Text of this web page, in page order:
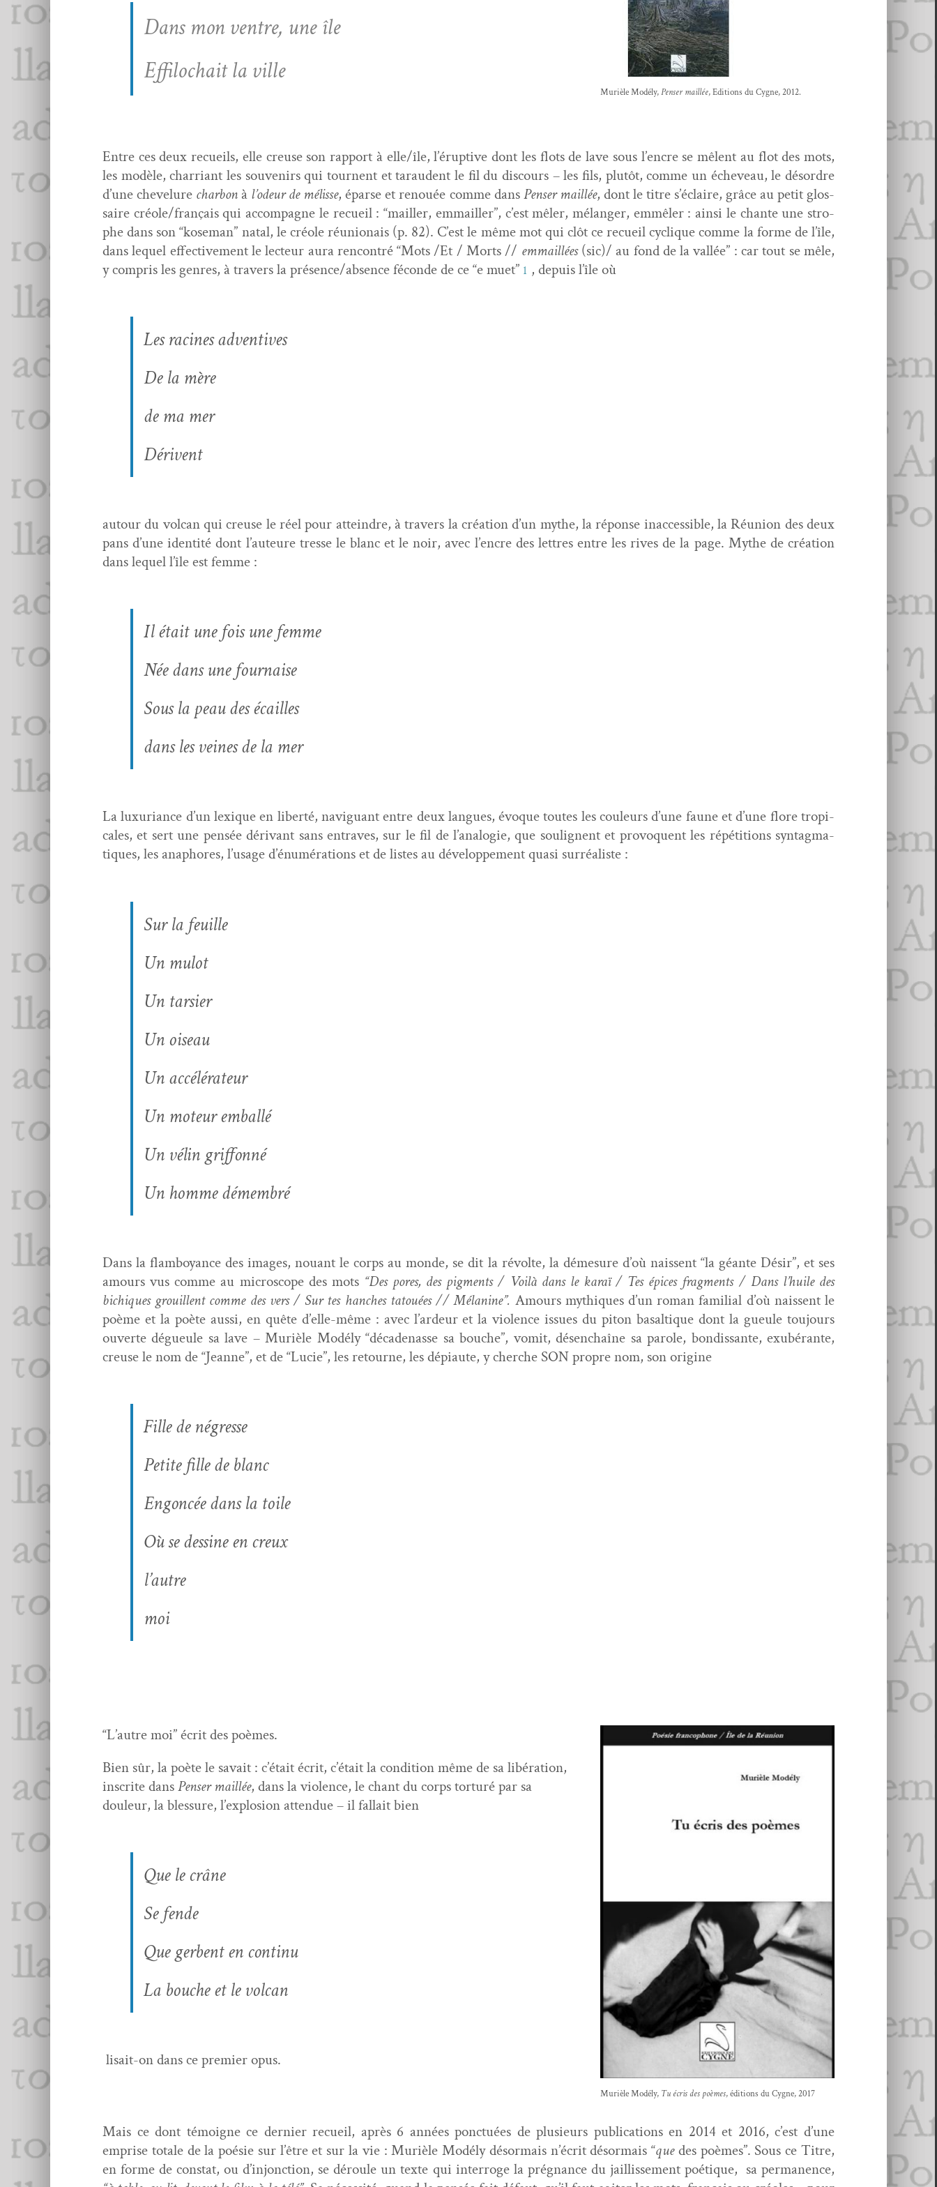
Dans mon ven­tre, une île
Effilochait la ville
Murièle Mod­é­ly,Penser mail­lée, Edi­tions du Cygne, 2012.
Entre ces deux recueils, elle creuse son rap­port à elle/île, l’érup­tive dont les flots de lave sous l’en­cre se mêlent au flot des mots,
les mod­èle, char­ri­ant les sou­venirs qui tour­nent et tarau­dent le fil du dis­cours – les fils, plutôt, comme un éche­veau, le désor­dre
d’une chevelure char­bon à l’odeur de mélisse, éparse et renouée comme dansPenser mail­lée, dont le titre s’é­claire, grâce au petit glos­
saire créole/français qui accom­pa­gne le recueil : “mailler, emmailler”, c’est mêler, mélanger, emmêler : ain­si le chante une stro­
phe dans son “kose­man” natal, le créole réu­nion­ais (p. 82). C’est le même mot qui clôt ce recueil cyclique comme la forme de l’île,
dans lequel effec­tive­ment le lecteur aura ren­con­tré “Mots /Et / Morts // emmail­lées(sic)/ au fond de la val­lée” : car tout se mêle,
y com­pris les gen­res, à tra­vers la présence/absence féconde de ce “e muet” 1 , depuis l’île où
Les racines adventives
De la mère
de ma mer
Dérivent
autour du vol­can qui creuse le réel pour attein­dre, à tra­vers la créa­tion d’un mythe, la réponse inac­ces­si­ble, la Réu­nion des deux
pans d’une iden­tité dont l’au­teure tresse le blanc et le noir, avec l’en­cre des let­tres entre les rives de la page. Mythe de créa­tion
dans lequel l’île est femme :
Il était une fois une femme
Née dans une fournaise
Sous la peau des écailles
dans les veines de la mer
La lux­u­ri­ance d’un lex­ique en lib­erté, nav­iguant entre deux langues, évoque toutes les couleurs d’une faune et d’une flo­re trop­i­
cales, et sert une pen­sée déri­vant sans entrav­es, sur le fil de l’analo­gie, que soulig­nent et provo­quent les répéti­tions syn­tag­ma­
tiques, les anaphores, l’usage d’énuméra­tions et de listes au développe­ment qua­si surréaliste :
Sur la feuille
Un mulot
Un tar­si­er
Un oiseau
Un accéléra­teur
Un moteur emballé
Un vélin griffonné
Un homme démembré
Dans la flam­boy­ance des images, nouant le corps au monde, se dit la révolte, la démesure d’où nais­sent “la géante Désir”, et ses
amours vus comme au micro­scope des mots “Des pores, des pig­ments / Voilà dans le karaï / Tes épices frag­ments / Dans l’huile des
bichiques grouil­lent comme des vers / Sur tes hanch­es tatouées // Méla­nine”. Amours mythiques d’un roman famil­ial d’où nais­sent le
poème et la poète aus­si, en quête d’elle-même : avec l’ardeur et la vio­lence issues du piton basal­tique dont la gueule tou­jours
ouverte dégueule sa lave – Murièle Mod­é­ly “déca­de­nasse sa bouche”, vom­it, désen­chaîne sa parole, bondis­sante, exubérante,
creuse le nom de “Jeanne”, et de “Lucie”, les retourne, les dépi­aute, y cherche SON pro­pre nom, son origine
Fille de négresse
Petite fille de blanc
Engoncée dans la toile
Où se des­sine en creux
l’autre
moi
“L’autre moi” écrit des poèmes.
Bien sûr, la poète le savait : c’é­tait écrit, c’é­tait la con­di­tion même de sa libéra­tion,
inscrite dansPenser mail­lée, dans la vio­lence, le chant du corps tor­turé par sa
douleur, la blessure, l’ex­plo­sion atten­due – il fal­lait bien
Que le crâne
Se fende
Que ger­bent en continu
La bouche et le volcan
lisait-on dans ce pre­mier opus.
Murièle Mod­é­ly, Tu écris des poèmes, édi­tions du Cygne, 2017
Mais ce dont témoigne ce dernier recueil, après 6 années ponc­tuées de plusieurs pub­li­ca­tions en 2014 et 2016, c’est d’une
emprise totale de la poésie sur l’être et sur la vie : Murièle Mod­é­ly désor­mais n’écrit désor­mais “quedes poèmes”. Sous ce Titre,
en forme de con­stat, ou d’in­jonc­tion, se déroule un texte qui inter­roge la prég­nance du jail­lisse­ment poé­tique, sa per­ma­nence,